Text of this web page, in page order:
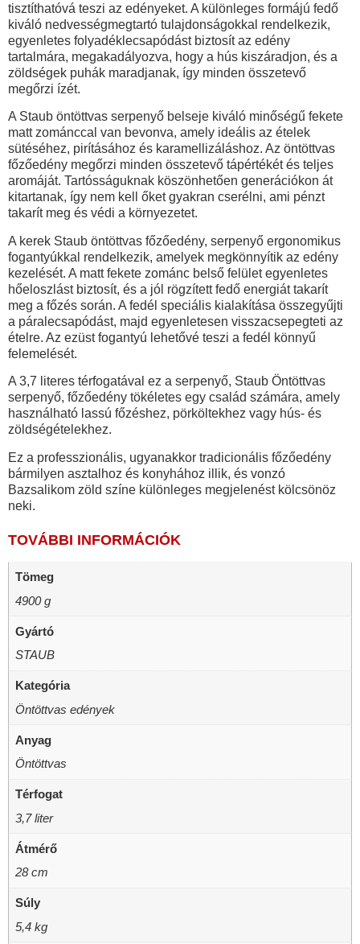
tisztíthatóvá teszi az edényeket. A különleges formájú fedő
kiváló nedvességmegtartó tulajdonságokkal rendelkezik,
egyenletes folyadéklecsapódást biztosít az edény
tartalmára, megakadályozva, hogy a hús kiszáradjon, és a
zöldségek puhák maradjanak, így minden összetevő
megőrzi ízét.
A Staub öntöttvas serpenyő belseje kiváló minőségű fekete
matt zománccal van bevonva, amely ideális az ételek
sütéséhez, pirításához és karamellizáláshoz. Az öntöttvas
főzőedény megőrzi minden összetevő tápértékét és teljes
aromáját. Tartósságuknak köszönhetően generációkon át
kitartanak, így nem kell őket gyakran cserélni, ami pénzt
takarít meg és védi a környezetet.
A kerek Staub öntöttvas főzőedény, serpenyő ergonomikus
fogantyúkkal rendelkezik, amelyek megkönnyítik az edény
kezelését. A matt fekete zománc belső felület egyenletes
hőeloszlást biztosít, és a jól rögzített fedő energiát takarít
meg a főzés során. A fedél speciális kialakítása összegyűjti
a páralecsapódást, majd egyenletesen visszacsepegteti az
ételre. Az ezüst fogantyú lehetővé teszi a fedél könnyű
felemelését.
A 3,7 literes térfogatával ez a serpenyő, Staub Öntöttvas
serpenyő, főzőedény tökéletes egy család számára, amely
használható lassú főzéshez, pörköltekhez vagy hús- és
zöldségételekhez.
Ez a professzionális, ugyanakkor tradicionális főzőedény
bármilyen asztalhoz és konyhához illik, és vonzó
Bazsalikom zöld színe különleges megjelenést kölcsönöz
neki.
TOVÁBBI INFORMÁCIÓK
Tömeg
4900 g
Gyártó
STAUB
Kategória
Öntöttvas edények
Anyag
Öntöttvas
Térfogat
3,7 liter
Átmérő
28 cm
Súly
5,4 kg